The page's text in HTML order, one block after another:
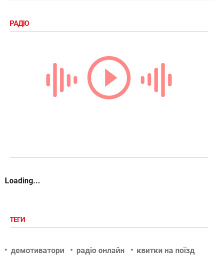
РАДІО
Loading...
ТЕГИ
демотиватори радіо онлайн квитки на поїзд